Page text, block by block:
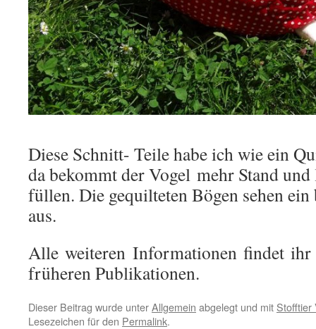
Diese Schnitt- Teile habe ich wie ein
da bekommt der Vogel mehr Stand und
füllen. Die gequilteten Bögen sehen ein
aus.
Alle weiteren Informationen findet
früheren Publikationen.
Dieser Beitrag wurde unterAllgemein abgelegt und mit Stofftier
Lesezeichen für den Permalink.